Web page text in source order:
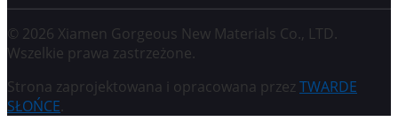
© 2026 Xiamen Gorgeous New Materials Co., LTD.
Wszelkie prawa zastrzeżone.
Strona zaprojektowana i opracowana przezTWARDE
SŁOŃCE.